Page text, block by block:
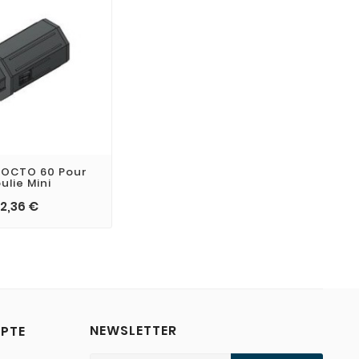
60 Pour
Mini
2,36 €
NEWSLETTER